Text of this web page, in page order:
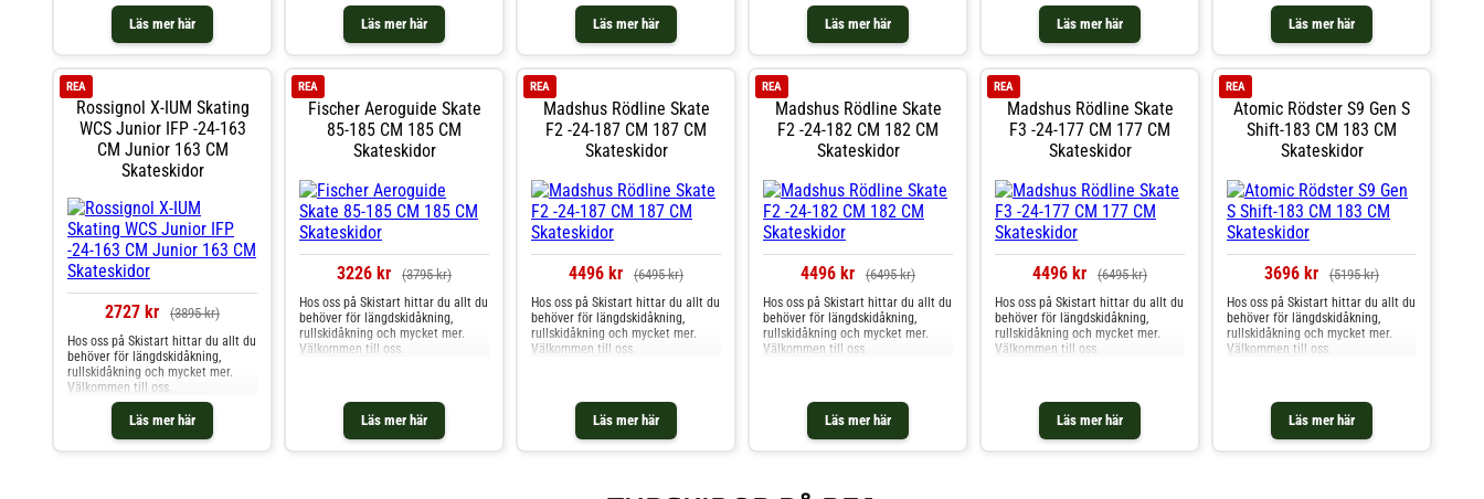
Läs mer här Läs mer här Läs mer här Läs mer här Läs mer här Läs mer här
Rossignol X-IUM Skating
WCS Junior IFP -24-163
CM Junior 163 CM
Skateskidor
REA
2727 kr (3895 kr)
Läs mer här
Hos oss på Skistart hittar du allt du
behöver för längdskidåkning,
rullskidåkning och mycket mer.
Välkommen till oss.
Fischer Aeroguide Skate
85-185 CM 185 CM
Skateskidor
REA
3226 kr (3795 kr)
Läs mer här
Hos oss på Skistart hittar du allt du
behöver för längdskidåkning,
rullskidåkning och mycket mer.
Välkommen till oss.
Madshus Rödline Skate
F2 -24-187 CM 187 CM
Skateskidor
REA
4496 kr (6495 kr)
Läs mer här
Hos oss på Skistart hittar du allt du
behöver för längdskidåkning,
rullskidåkning och mycket mer.
Välkommen till oss.
Madshus Rödline Skate
F2 -24-182 CM 182 CM
Skateskidor
REA
4496 kr (6495 kr)
Läs mer här
Hos oss på Skistart hittar du allt du
behöver för längdskidåkning,
rullskidåkning och mycket mer.
Välkommen till oss.
Madshus Rödline Skate
F3 -24-177 CM 177 CM
Skateskidor
REA
4496 kr (6495 kr)
Läs mer här
Hos oss på Skistart hittar du allt du
behöver för längdskidåkning,
rullskidåkning och mycket mer.
Välkommen till oss.
Atomic Rödster S9 Gen S
Shift-183 CM 183 CM
Skateskidor
REA
3696 kr (5195 kr)
Läs mer här
Hos oss på Skistart hittar du allt du
behöver för längdskidåkning,
rullskidåkning och mycket mer.
Välkommen till oss.